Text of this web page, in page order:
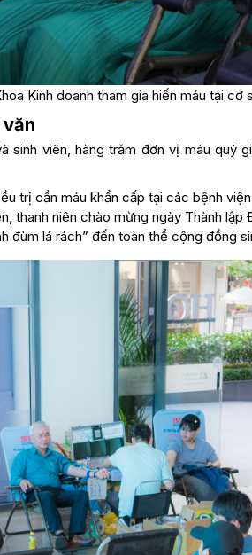
Kinh doanh tham gia hiến máu tại cơ
sinh viên, hàng trăm đơn vị máu quý
trị cần máu khẩn cấp tại các bệnh
thanh niên chào mừng ngày Thành lập
đùm lá rách” đến toàn thể cộng đồng